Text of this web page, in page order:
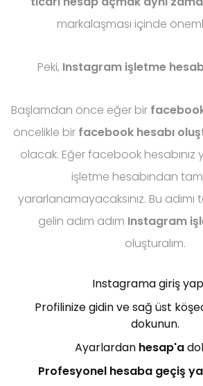
markalaşması içinde
Peki, Instagram işletme hesabı
Başlamdan önce eğer bir
öncelikle bir facebook hesabı
olacak. Eğer facebook hesabınız
işletme hesabından
yararlanamayacaksınız. Bu adımı
gelin adım adım Instagram
oluşturalım.
Instagrama giriş
Profilinize gidin ve sağ üst
dokunun.
Ayarlardan hesap'a
Profesyonel hesaba geçiş